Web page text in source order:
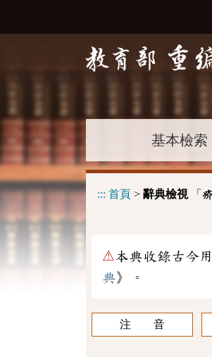
基本檢索
::: 首頁 > 辭典檢視「
⚠本典收錄古今用
典》。
注 音